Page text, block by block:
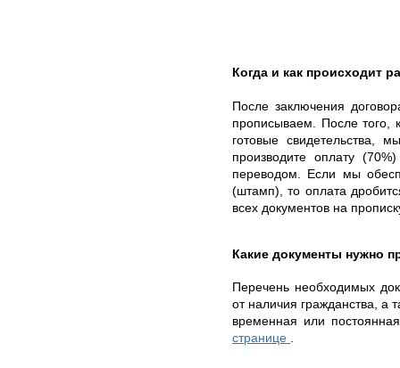
Когда и как происходит
После заключения
прописываем. После того,
готовые свидетельства,
производите оплату
переводом. Если мы
(штамп), то оплата
всех документов на
Какие документы нужно
Перечень необходимых
от наличия гражданства, а
временная или
странице .